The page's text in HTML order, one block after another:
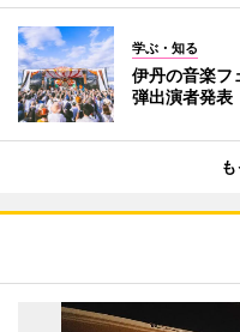
学ぶ・知る
伊丹の音楽フ
弾出演者発表